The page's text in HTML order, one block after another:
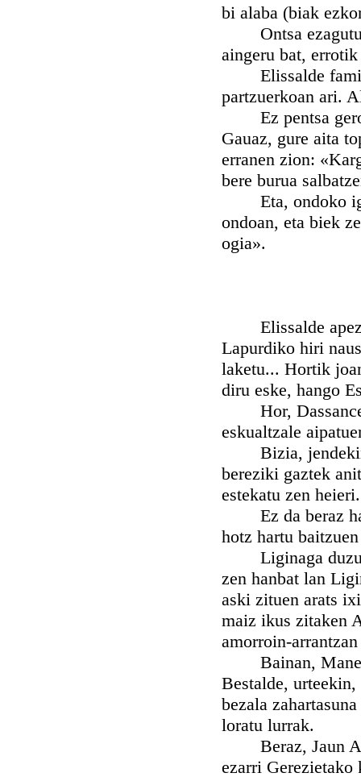
bi alaba (biak
Ontsa ezagutu
aingeru bat,
Elissalde
partzuerkoan ari.
Ez pentsa gero
Gauaz, gure aita
erranen zion:
bere burua
Eta, ondoko
ondoan, eta biek
ogia».
Elissalde apez
Lapurdiko hiri
laketu... Hortik
diru eske, hango
Hor, Dassance
eskualtzale
Bizia,
bereziki gaztek
estekatu zen heieri.
Ez da beraz
hotz hartu
Liginaga duzu
zen hanbat lan
aski zituen arats
maiz ikus zitaken
amorroin-
Bainan, Manex
Bestalde,
bezala
loratu lurrak.
Beraz, Jaun
ezarri Gerezietako